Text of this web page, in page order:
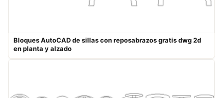
Bloques AutoCAD de sillas con reposabrazos gratis dwg 2d ​
en planta y alzado